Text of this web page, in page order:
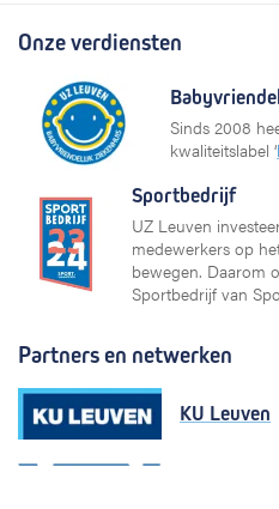
Onze verdiensten
Sinds 2008
kwaliteitslabel ‘
Sportbedrijf
UZ Leuven
medewerkers op
bewegen. Daarom
Sportbedrijf van
Partners en netwerken
KU Leuven